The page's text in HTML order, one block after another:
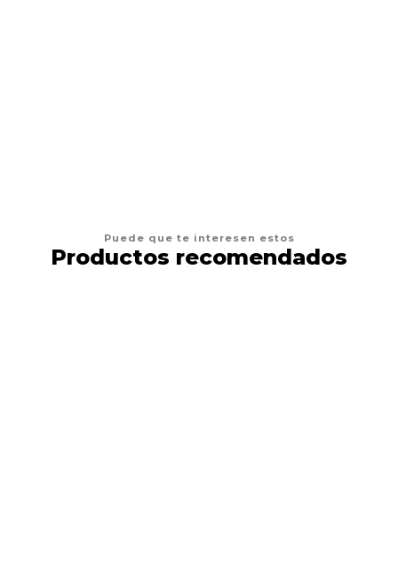
Puede que te interesen estos
Productos recomendados